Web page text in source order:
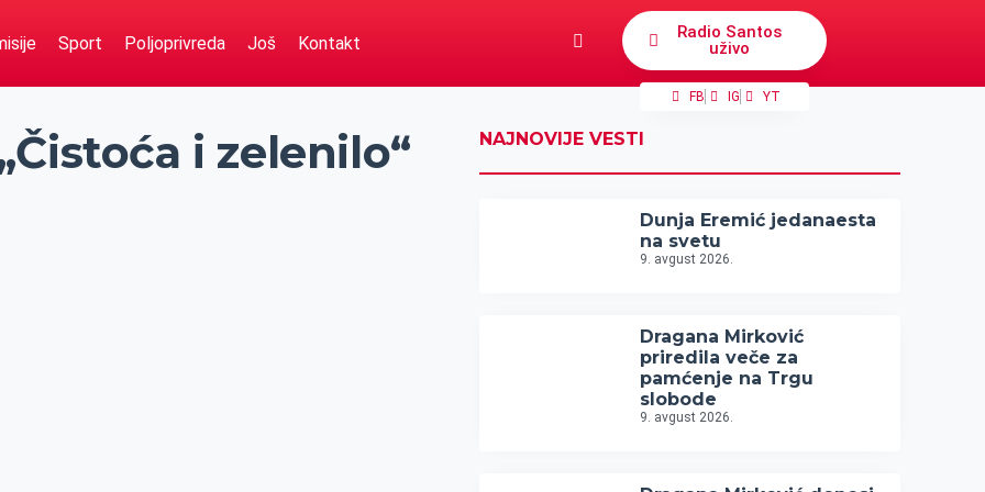
Sport Poljoprivreda Još Kontakt
Radio Santos
uživo
FB IG YT
i zelenilo“ NAJNOVIJE VESTI
Dunja Eremić jedanaesta
na svetu
9. avgust 2026.
Dragana Mirković
priredila veče za
pamćenje na Trgu
slobode
9. avgust 2026.